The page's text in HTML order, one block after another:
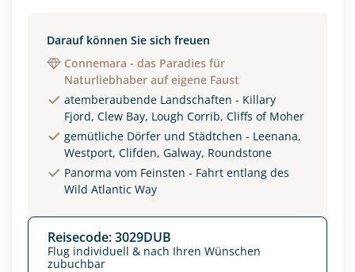
Darauf können Sie sich freuen
Connemara - das Paradies für
Naturliebhaber auf eigene Faust
atemberaubende Landschaften - Killary
Fjord, Clew Bay, Lough Corrib, Cliffs of Moher
gemütliche Dörfer und Städtchen - Leenana,
Westport, Clifden, Galway, Roundstone
Panorma vom Feinsten - Fahrt entlang des
Wild Atlantic Way
Reisecode: 3029DUB
Flug individuell & nach Ihren Wünschen
zubuchbar
Unterkunft
EZ Familienzimmer
Reisebeginn
Option 2
Weitere Informationen